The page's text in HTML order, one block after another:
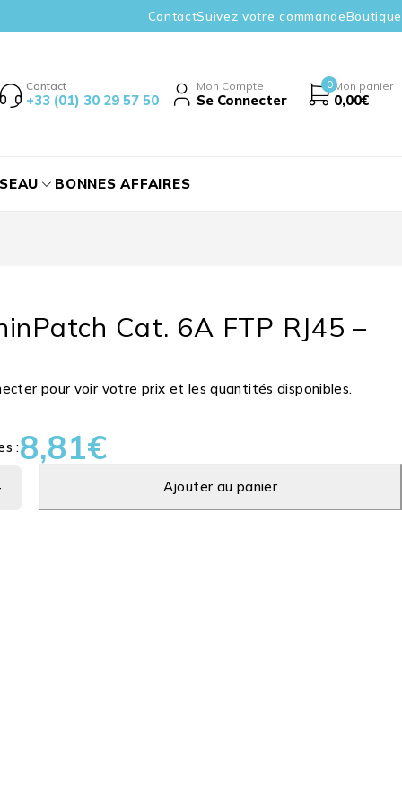
ContactSuivez votre commandeBoutique
Contact
+33 (01) 30 29 57 50
Mon Compte
Se Connecter
0 Mon panier
0,00€
BONNES AFFAIRES
Cat. 6A FTP RJ45 –
pour voir votre prix et les quantités disponibles.
:8,81€
Ajouter au panier